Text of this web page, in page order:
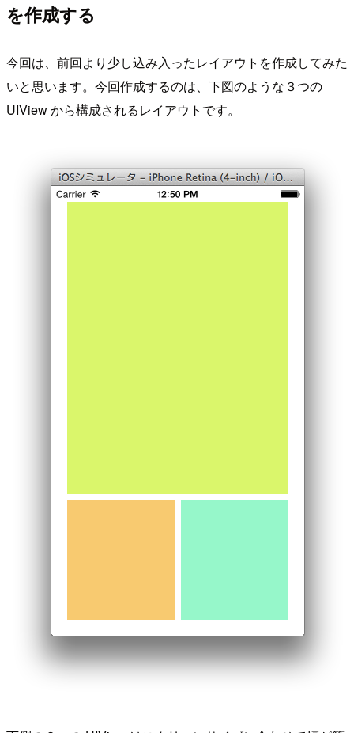
を作成する
今回は、前回より少し込み入ったレイアウトを作成してみた
いと思います。今回作成するのは、下図のような３つの
UIView から構成されるレイアウトです。